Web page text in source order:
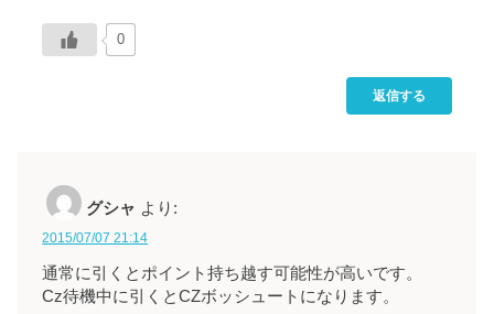
0
返信する
グシャ より:
2015/07/07 21:14
通常に引くとポイント持ち越す可能性が高いです。
Cz待機中に引くとCZボッシュートになります。